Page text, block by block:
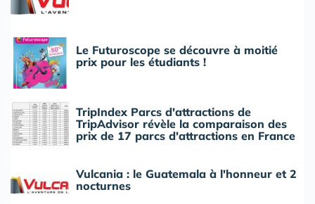
Le Futuroscope se découvre à moitié
prix pour les étudiants !
TripIndex Parcs d'attractions de
TripAdvisor révèle la comparaison des
prix de 17 parcs d'attractions en France
Vulcania : le Guatemala à l'honneur et 2
nocturnes